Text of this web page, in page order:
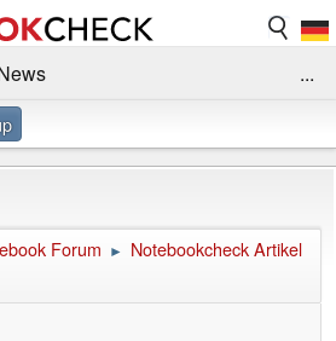
...
Forum ► Notebookcheck Artikel